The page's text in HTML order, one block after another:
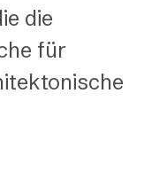
die
für